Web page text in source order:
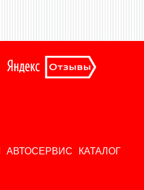
АВТОСЕРВИС КАТАЛОГ